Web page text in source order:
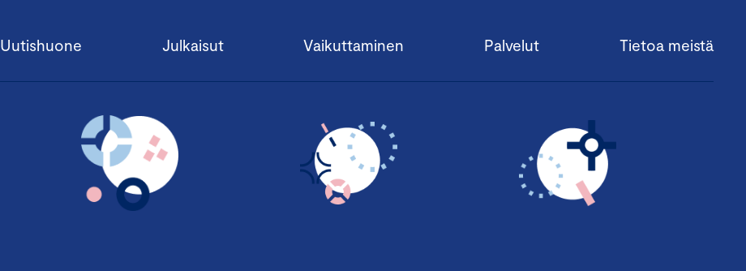
Uutishuone Julkaisut Vaikuttaminen Palvelut Tietoa meistä